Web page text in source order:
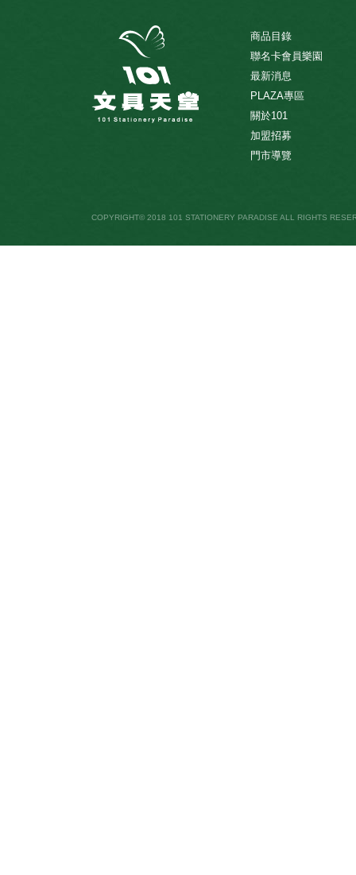
商品目錄
聯名卡會員樂園
最新消息
PLAZA專區
關於101
加盟招募
門市導覽
COPYRIGHT© 2018 101 STATIONERY PARADISE ALL RIGHTS